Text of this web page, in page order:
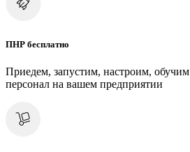
ПНР бесплатно
Приедем, запустим, настроим, обучим
персонал на вашем предприятии